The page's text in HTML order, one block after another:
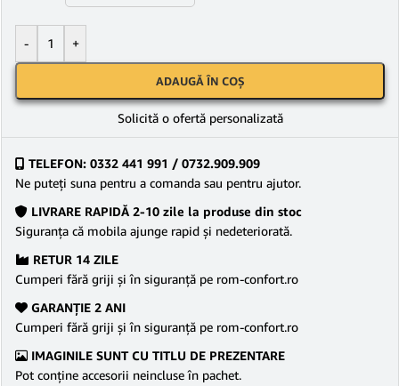
- +
ADAUGĂ ÎN COȘ
Solicită o ofertă personalizată
TELEFON: 0332 441 991 / 0732.909.909
Ne puteţi suna pentru a comanda sau pentru ajutor.
LIVRARE RAPIDĂ 2-10 zile la produse din stoc
Siguranţa că mobila ajunge rapid şi nedeteriorată.
RETUR 14 ZILE
Cumperi fără griji şi în siguranţă pe rom-confort.ro
GARANŢIE 2 ANI
Cumperi fără griji şi în siguranţă pe rom-confort.ro
IMAGINILE SUNT CU TITLU DE PREZENTARE
Pot conține accesorii neincluse în pachet.